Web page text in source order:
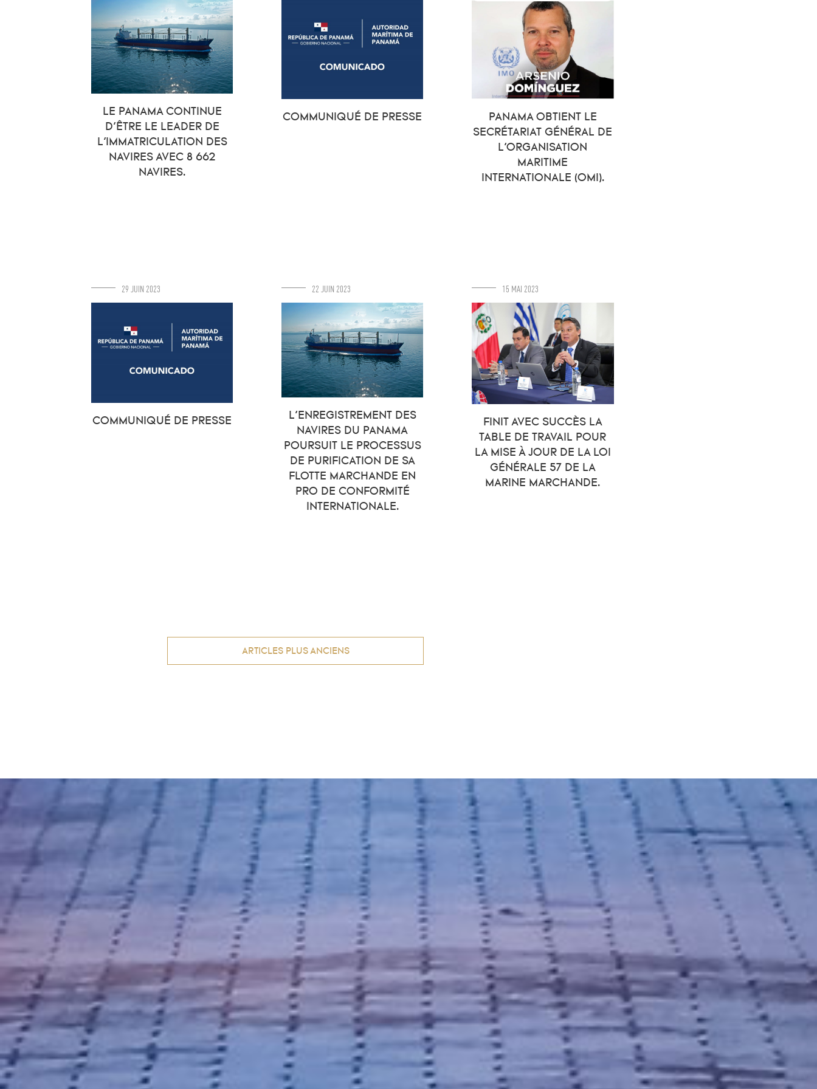
LE PANAMA CONTINUE
D’ÊTRE LE LEADER DE
L’IMMATRICULATION DES
NAVIRES AVEC 8 662
NAVIRES.
COMMUNIQUÉ DE PRESSE
PANAMA OBTIENT LE
SECRÉTARIAT GÉNÉRAL DE
L’ORGANISATION
MARITIME
INTERNATIONALE (OMI).
29 JUIN 2023
COMMUNIQUÉ DE PRESSE
22 JUIN 2023
L’ENREGISTREMENT DES
NAVIRES DU PANAMA
POURSUIT LE PROCESSUS
DE PURIFICATION DE SA
FLOTTE MARCHANDE EN
PRO DE CONFORMITÉ
INTERNATIONALE.
15 MAI 2023
FINIT AVEC SUCCÈS LA
TABLE DE TRAVAIL POUR
LA MISE À JOUR DE LA LOI
GÉNÉRALE 57 DE LA
MARINE MARCHANDE.
ARTICLES PLUS ANCIENS